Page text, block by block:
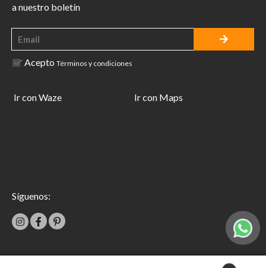
a nuestro boletín
Acepto Términos y condiciones
Ir con Waze Ir con Maps
Síguenos: